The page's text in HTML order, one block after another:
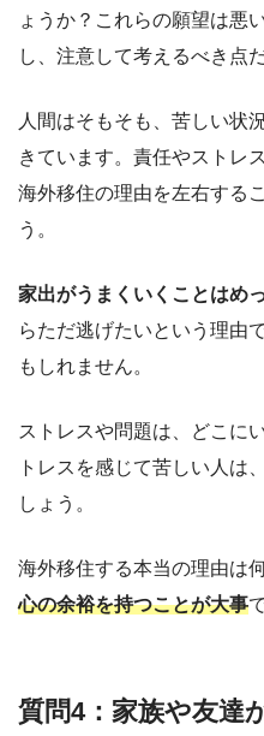
ょうか？これらの願望は悪
し、注意して考えるべき点
人間はそもそも、苦しい状
きています。責任やストレ
海外移住の理由を左右する
う。
家出がうまくいくことはめ
らただ逃げたいという理由
もしれません。
ストレスや問題は、どこに
トレスを感じて苦しい人は
しょう。
海外移住する本当の理由は
心の余裕を持つことが大事
質問4：家族や友達